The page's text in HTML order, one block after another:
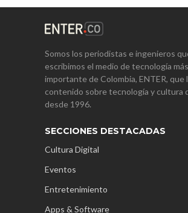
Somos los periodistas e ingenieros
escribimos el medio de tecnología más
importante de Colombia, ENTER, que
contenido sobre tecnología y cultura
desde 1996.
SECCIONES DESTACADAS
Cultura Digital
Eventos
Entretenimiento
Apps & Software